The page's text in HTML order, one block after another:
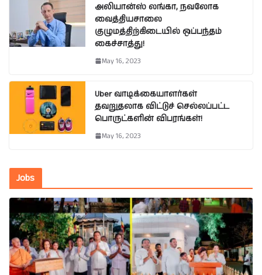
அலியான்ஸ் லங்கா, நவலோக
வைத்தியசாலை
குழுமத்திற்கிடையில் ஒப்பந்தம்
கைச்சாத்து!
May 16, 2023
Uber வாடிக்கையாளர்கள்
தவறுதலாக விட்டுச் செல்லப்பட்ட
பொருட்களின் விபரங்கள்!
May 16, 2023
Jobs